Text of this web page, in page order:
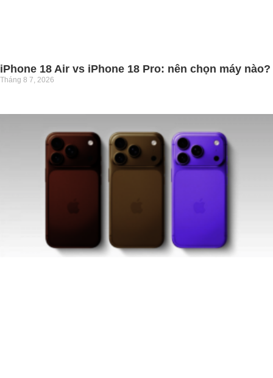
iPhone 18 Air vs iPhone 18 Pro: nên chọn máy nào?
Tháng 8 7, 2026